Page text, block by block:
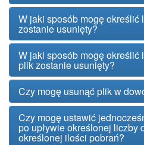
W jaki sposób mogę
zostanie usunięty?
W jaki sposób mogę określić
plik zostanie usunięty?
Czy mogę usunąć plik w
Czy mogę ustawić
po upływie określonej liczby
określonej ilości pobrań?